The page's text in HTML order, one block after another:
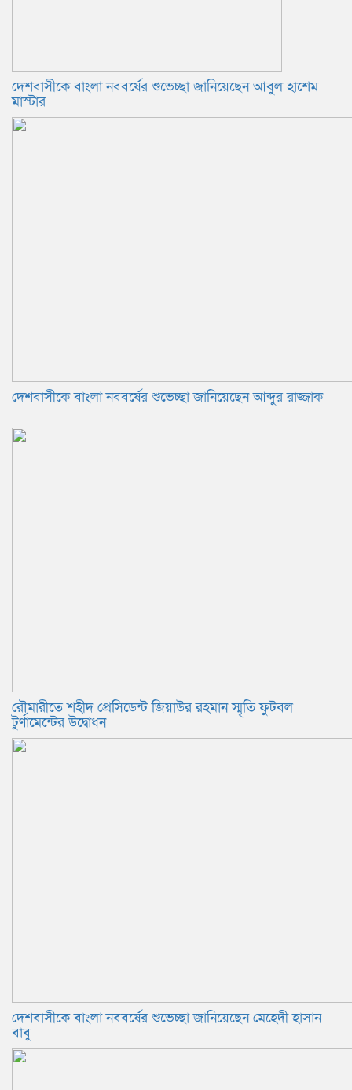
দেশবাসীকে বাংলা নববর্ষের শুভেচ্ছা জানিয়েছেন আবুল হাশেম
মাস্টার
দেশবাসীকে বাংলা নববর্ষের শুভেচ্ছা জানিয়েছেন আব্দুর রাজ্জাক
রৌমারীতে শহীদ প্রেসিডেন্ট জিয়াউর রহমান স্মৃতি ফুটবল
টুর্ণামেন্টের উদ্বোধন
দেশবাসীকে বাংলা নববর্ষের শুভেচ্ছা জানিয়েছেন মেহেদী হাসান
বাবু